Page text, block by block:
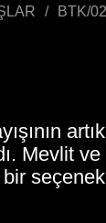
/ BTK/
Mevlit
bir